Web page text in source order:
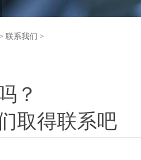
> 联系我们 >
？
取得联系吧